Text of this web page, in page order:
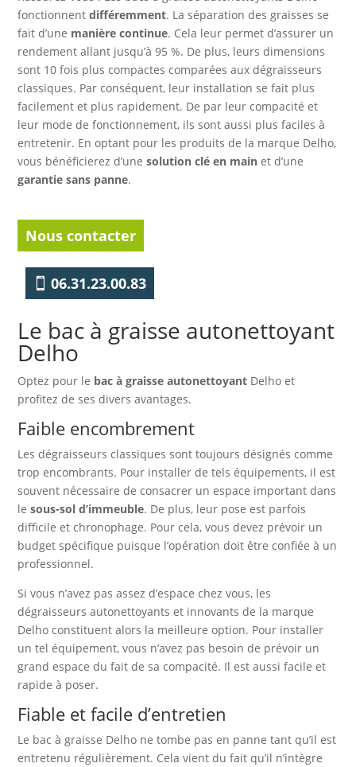
fonctionnentdifféremment. La séparation des graisses se
fait d’une manière continue. Cela leur permet d’assurer un
rendement allant jusqu’à 95 %. De plus, leurs dimensions
sont 10 fois plus compactes comparées aux dégraisseurs
classiques. Par conséquent, leur installation se fait plus
facilement et plus rapidement. De par leur compacité et
leur mode de fonctionnement, ils sont aussi plus faciles à
entretenir. En optant pour les produits de la marque Delho,
vous bénéficierez d’unesolution clé en main et d’une
garantie sans panne.
Nous contacter
06.31.23.00.83
Le bac à graisse autonettoyant
Delho
Optez pour le bac à graisse autonettoyant Delho et
profitez de ses divers avantages.
Faible encombrement
Les dégraisseurs classiques sont toujours désignés comme
trop encombrants. Pour installer de tels équipements, il est
souvent nécessaire de consacrer un espace important dans
lesous-sol d’immeuble. De plus, leur pose est parfois
difficile et chronophage. Pour cela, vous devez prévoir un
budget spécifique puisque l’opération doit être confiée à un
professionnel.
Si vous n’avez pas assez d’espace chez vous, les
dégraisseurs autonettoyants et innovants de la marque
Delho constituent alors la meilleure option. Pour installer
un tel équipement, vous n’avez pas besoin de prévoir un
grand espace du fait de sa compacité. Il est aussi facile et
rapide à poser.
Fiable et facile d’entretien
Le bac à graisse Delho ne tombe pas en panne tant qu’il est
entretenu régulièrement. Cela vient du fait qu’il n’intègre